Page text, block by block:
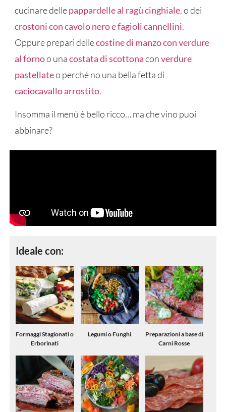
cucinare dellepappardelle al ragù cinghiale, o dei
crostoni con cavolo nero e fagioli cannellini.
Oppure prepari dellecostine di manzo con verdure
al fornoo unacostata di scottonaconverdure
pastellateo perché no una bella fetta di
caciocavallo arrostito.
Insomma il menù è bello ricco… ma che vino puoi
abbinare?
Ideale con:
Formaggi Stagionati o
Erborinati
Legumi o Funghi
Preparazioni a base di
Carni Rosse